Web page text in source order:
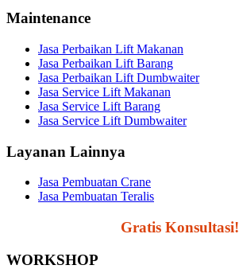
Maintenance
Jasa Perbaikan Lift Makanan
Jasa Perbaikan Lift Barang
Jasa Perbaikan Lift Dumbwaiter
Jasa Service Lift Makanan
Jasa Service Lift Barang
Jasa Service Lift Dumbwaiter
Layanan Lainnya
Jasa Pembuatan Crane
Jasa Pembuatan Teralis
Gratis Konsultasi!
WORKSHOP